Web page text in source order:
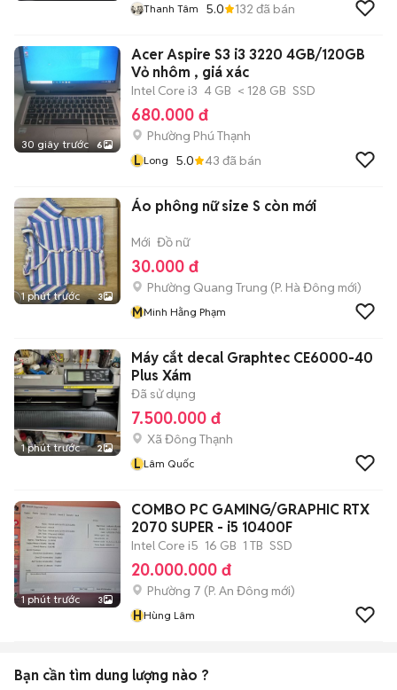
Thanh Tâm 5.0 132 đã bán
30 giây trước 6
Acer Aspire S3 i3 3220 4GB/120GB
Vỏ nhôm , giá xác
Intel Core i3 4 GB < 128 GB SSD
680.000 đ
Phường Phú Thạnh
L Long 5.0 43 đã bán
1 phút trước 3
Áo phông nữ size S còn mới
Mới Đồ nữ
30.000 đ
Phường Quang Trung (P. Hà Đông mới)
MMinh Hằng Phạm
1 phút trước 2
Máy cắt decal Graphtec CE6000-40
Plus Xám
Đã sử dụng
7.500.000 đ
Xã Đông Thạnh
L Lâm Quốc
1 phút trước 3
COMBO PC GAMING/GRAPHIC RTX
2070 SUPER - i5 10400F
Intel Core i5 16 GB 1 TB SSD
20.000.000 đ
Phường 7 (P. An Đông mới)
HHùng Lâm
Bạn cần tìm dung lượng nào ?